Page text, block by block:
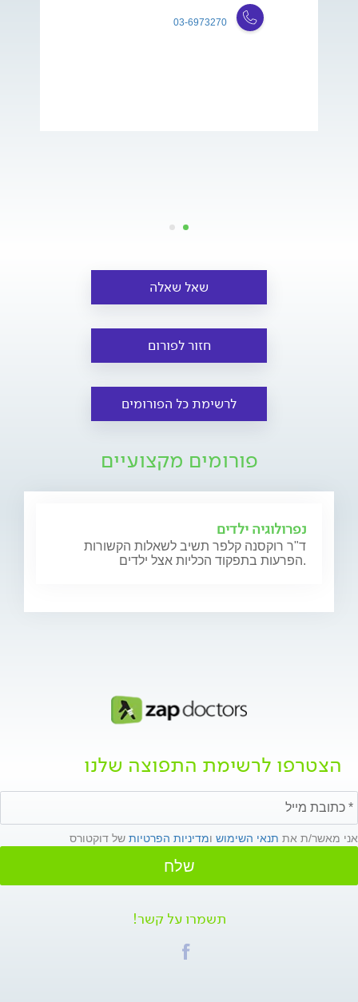
03-6973270
שאל שאלה
חזור לפורום
לרשימת כל הפורומים
פורומים מקצועיים
נפרולוגיה ילדים
ד"ר רוקסנה קלפר תשיב לשאלות הקשורות
הפרעות בתפקוד הכליות אצל ילדים.
הצטרפו לרשימת התפוצה שלנו
אני מאשר/ת את תנאי השימוש ומדיניות הפרטיות של דוקטורס
שלח
תשמרו על קשר!